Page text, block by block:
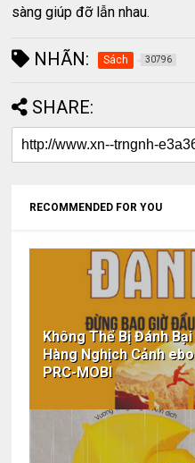
sàng giúp đỡ lẫn nhau.
NHÃN: Sách 30796
SHARE:
RECOMMENDED FOR YOU
Không Thể Bị Đánh
Hàng Nghịch Cảnh
PRC-MOBI